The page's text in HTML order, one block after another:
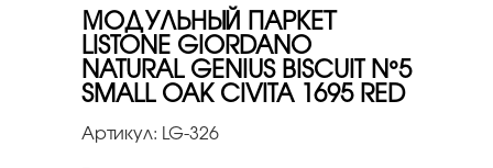
МОДУЛЬНЫЙ ПАРКЕТ
LISTONE GIORDANO
NATURAL GENIUS BISCUIT N°5
SMALL OAK CIVITA 1695 RED
Артикул: LG-326